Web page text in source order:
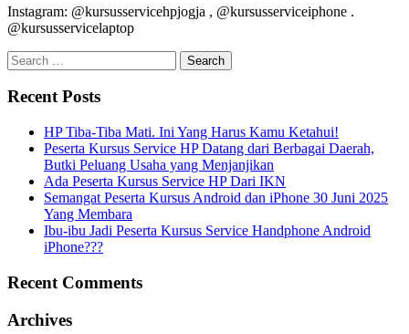
Instagram: @kursusservicehpjogja , @kursusserviceiphone .
@kursusservicelaptop
Recent Posts
HP Tiba-Tiba Mati. Ini Yang Harus Kamu Ketahui!
Peserta Kursus Service HP Datang dari Berbagai Daerah,
Butki Peluang Usaha yang Menjanjikan
Ada Peserta Kursus Service HP Dari IKN
Semangat Peserta Kursus Android dan iPhone 30 Juni 2025
Yang Membara
Ibu-ibu Jadi Peserta Kursus Service Handphone Android
iPhone???
Recent Comments
Archives